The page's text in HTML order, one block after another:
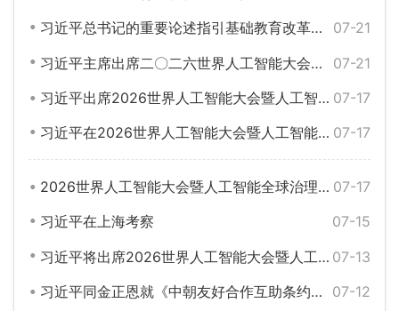
07-21
习近平总书记的重要论述指引基础教育改革发展开创新局面
07-21
习近平主席出席二〇二六世界人工智能大会暨人工智能全球治理高级别会议系列活动纪实
07-17
习近平出席2026世界人工智能大会暨人工智能全球治理高级别会议开幕式并发表主旨讲话
07-17
习近平在2026世界人工智能大会暨人工智能全球治理高级别会议开幕式上的主旨讲话（全文）
07-17
2026世界人工智能大会暨人工智能全球治理高级别会议主席声明（全文）
07-15
习近平在上海考察
07-13
习近平将出席2026世界人工智能大会暨人工智能全球治理高级别会议开幕式并发表主旨讲话
07-12
习近平同金正恩就《中朝友好合作互助条约》签订65周年互致贺电